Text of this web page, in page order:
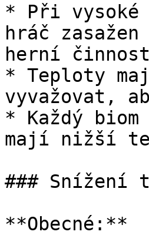
* Při
hráč
herní
* Teploty
vyvažovat,
* Každý
mají nižší
### Snížení
**Obecné:**